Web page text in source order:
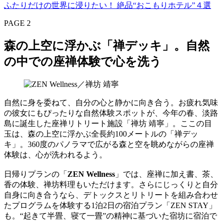
ふたりだけの世界に浸りたい！ 絶品“おこもりホテル”４選
PAGE 2
森の上空に浮かぶ「禅デッキ」。自然
の中での座禅体験で心を洗う
自然に身を委ねて、自分の心と静かに向き合う。お疲れ気味
の彼女にもぴったりな自然体験スポットが、今年の春、淡路
島に誕生した座禅リトリート施設「禅坊 靖寧」。ここの目
玉は、森の上空に浮かぶ全長約100メートルの「禅デッ
キ」。360度のパノラマで広がる森と空を眺めながらの座禅
体験は、心が洗われるよう。
日帰りプランの「 ZEN Wellness 」では、座禅に加え書、茶、
香の体験、禅坊料理もいただけます。さらにじっくりと自分
自身に向き合うなら、デトックスとリトリートを組み合わせ
たプログラムを体験する1泊2日の宿泊プラン「ZEN STAY」
も。“起きて半畳、寝て一畳”の精神に基づいた宿坊に宿泊で